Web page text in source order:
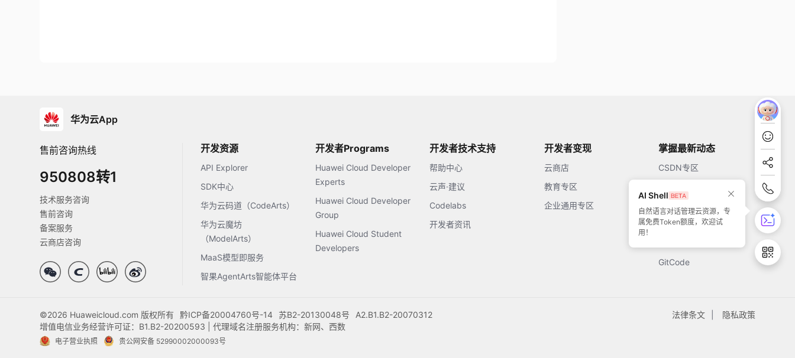
AI Shell
自然语言对话管理云资源，专
属免费Token额度，欢迎试
用！
华为云App
售前咨询热线
950808转1
技术服务咨询
售前咨询
备案服务
云商店咨询
开发资源
API Explorer
SDK中心
华为云码道（CodeArts）
华为云魔坊
（ModelArts）
MaaS模型即服务
智果AgentArts智能体平台
开发者Programs
Huawei Cloud Developer
Experts
Huawei Cloud Developer
Group
Huawei Cloud Student
Developers
开发者技术支持
帮助中心
云声·建议
Codelabs
开发者资讯
开发者变现
云商店
教育专区
企业通用专区
掌握最新动态
CSDN专区
开源中国
51CTO
GitCode
法律条文 隐私政策
©2026 Huaweicloud.com 版权所有 黔ICP备20004760号-14 苏B2-20130048号
A2.B1.B2-20070312
增值电信业务经营许可证：B1.B2-20200593 | 代理域名注册服务机构：新网、西数
电子营业执照 贵公网安备 52990002000093号